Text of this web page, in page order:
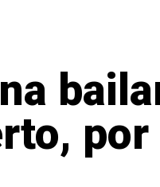
por